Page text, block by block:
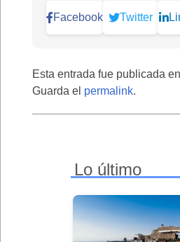
Facebook Twitter
Esta entrada fue publicada
Guarda el permalink.
Lo último